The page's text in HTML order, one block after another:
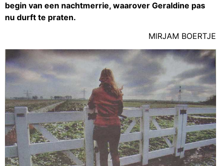
begin van een nachtmerrie, waarover Geraldine pas
nu durft te praten.
MlRJAM BOERTJE